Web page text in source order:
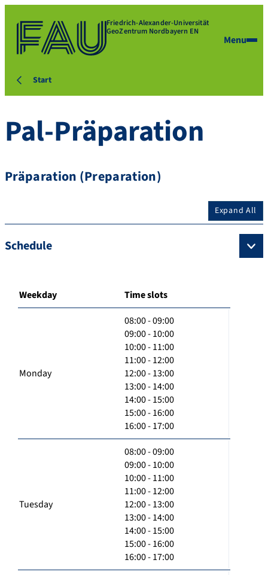
Friedrich-Alexander-Universität
GeoZentrum Nordbayern EN
Menu
Start
Pal-Präparation
Präparation (Preparation)
Expand All
Schedule
Weekday Time slots
Monday
08:00 - 09:00
09:00 - 10:00
10:00 - 11:00
11:00 - 12:00
12:00 - 13:00
13:00 - 14:00
14:00 - 15:00
15:00 - 16:00
16:00 - 17:00
Tuesday
08:00 - 09:00
09:00 - 10:00
10:00 - 11:00
11:00 - 12:00
12:00 - 13:00
13:00 - 14:00
14:00 - 15:00
15:00 - 16:00
16:00 - 17:00